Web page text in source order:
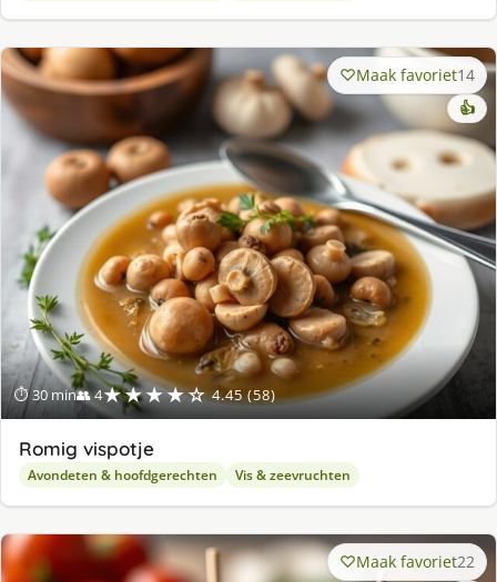
⏱ 30 min👥 4★★★★☆ 4.45 (58)
Maak favoriet14
👍
Romig vispotje
Avondeten & hoofdgerechten Vis & zeevruchten
Maak favoriet22